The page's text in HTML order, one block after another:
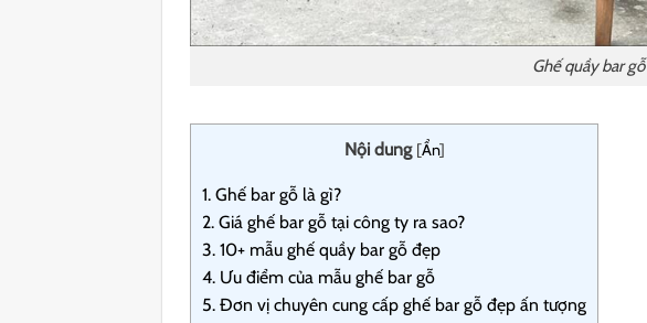
Ghế quầy bar gỗ
Nội dung [Ẩn]
1. Ghế bar gỗ là gì?
2. Giá ghế bar gỗ tại công ty ra sao?
3. 10+ mẫu ghế quầy bar gỗ đẹp
4. Ưu điểm của mẫu ghế bar gỗ
5. Đơn vị chuyên cung cấp ghế bar gỗ đẹp ấn tượng